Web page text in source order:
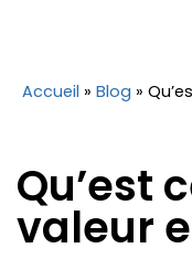
Accueil » Blog »
Qu’est
valeur